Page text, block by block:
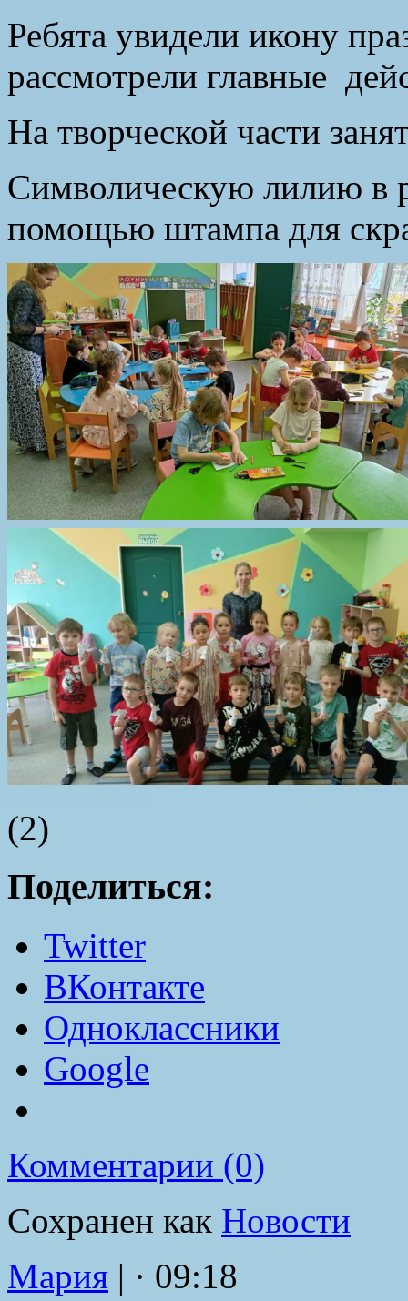
Ребята увидели икону
рассмотрели главные
На творческой части
Символическую лилию в
помощью штампа для
(2)
Поделиться:
Twitter
ВКонтакте
Одноклассники
Google
Комментарии (0)
Сохранен как Новости
Мария | · 09:18